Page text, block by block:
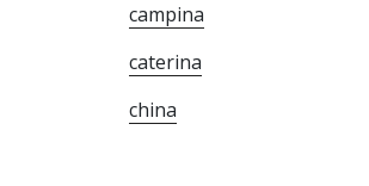
campina
caterina
china